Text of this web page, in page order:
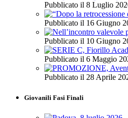
Pubblicato il 8 Luglio
Pubblicato il 16 Giugno
Pubblicato il 10 Giugno
Pubblicato il 6 Maggio
Pubblicato il 28 Aprile
Giovanili Fasi Finali